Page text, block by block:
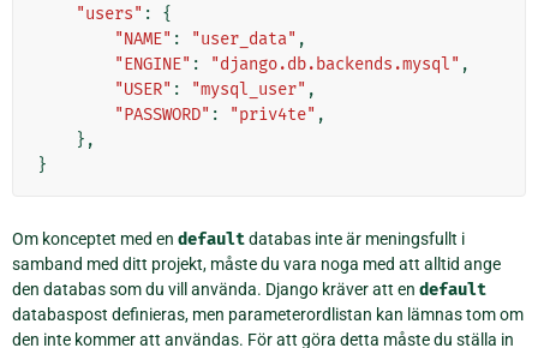
"users" :
{
"NAME" : "user_data" ,
"ENGINE" : "django.db.backends.mysql" ,
"USER" : "mysql_user" ,
"PASSWORD" : "priv4te" ,
},
}
Om konceptet med en defaultdatabas inte är meningsfullt i
samband med ditt projekt, måste du vara noga med att alltid ange
den databas som du vill använda. Django kräver att en default
databaspost definieras, men parameterordlistan kan lämnas tom om
den inte kommer att användas. För att göra detta måste du ställa in